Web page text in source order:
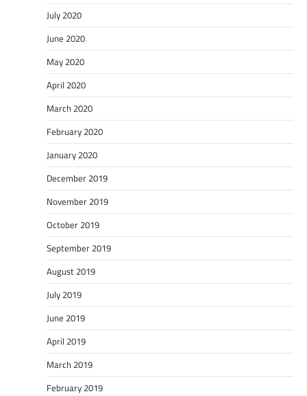
July 2020
June 2020
May 2020
April 2020
March 2020
February 2020
January 2020
December 2019
November 2019
October 2019
September 2019
August 2019
July 2019
June 2019
April 2019
March 2019
February 2019